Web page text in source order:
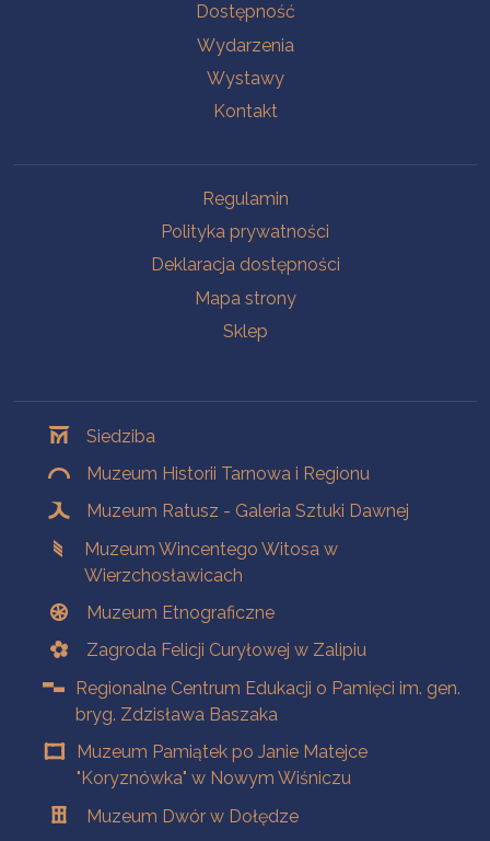
Dostępność
Wydarzenia
Wystawy
Kontakt
Regulamin
Polityka prywatności
Deklaracja dostępności
Mapa strony
Sklep
Siedziba
Muzeum Historii Tarnowa i Regionu
Muzeum Ratusz - Galeria Sztuki Dawnej
Muzeum Wincentego Witosa w
Wierzchosławicach
Muzeum Etnograficzne
Zagroda Felicji Curyłowej w Zalipiu
Regionalne Centrum Edukacji o Pamięci im. gen.
bryg. Zdzisława Baszaka
Muzeum Pamiątek po Janie Matejce
"Koryznówka" w Nowym Wiśniczu
Muzeum Dwór w Dołędze